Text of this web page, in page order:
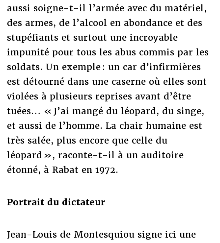
aussi soigne-t-il l’armée avec du matériel,
des armes, de l’alcool en abondance et des
stupéfiants et surtout une incroyable
impunité pour tous les abus commis par les
soldats. Un exemple : un car d’infirmières
est détourné dans une caserne où elles sont
violées à plusieurs reprises avant d’être
tuées… « J’ai mangé du léopard, du singe,
et aussi de l’homme. La chair humaine est
très salée, plus encore que celle du
léopard », raconte-t-il à un auditoire
étonné, à Rabat en 1972.
Portrait du dictateur
Jean-Louis de Montesquiou signe ici une